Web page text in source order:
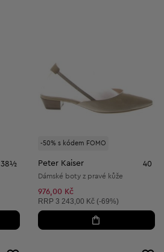
38½
-50% s kódem FOMO
Peter Kaiser 40
Dámské boty z pravé kůže
976,00 Kč
Doporučená cena:
RRP 3 243,00 Kč (-69%)